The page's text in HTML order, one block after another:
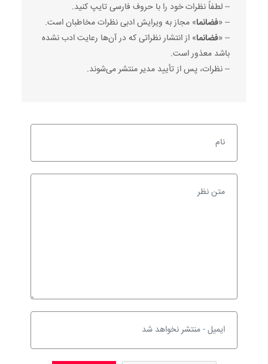
-- لطفاً نظرات خود را با حروف فارسی تایپ کنید.
-- «فضانما» مجاز به ویرایش ادبی نظرات مخاطبان است.
-- «فضانما» از انتشار نظراتی که در آن‌ها رعایت ادب نشده
باشد معذور است.
-- نظرات، پس از تأیید مدیر منتشر می‌شوند.